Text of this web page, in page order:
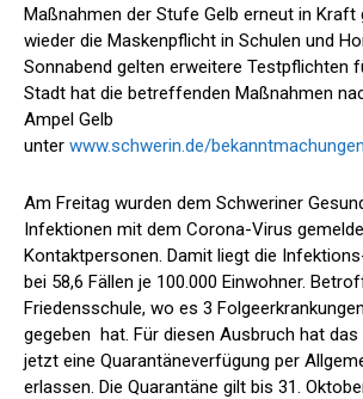
Maßnahmen der Stufe Gelb erneut in Kraft
wieder die Maskenpflicht in Schulen und
Sonnabend gelten erweitere Testpflichten
Stadt hat die betreffenden Maßnahmen
Ampel Gelb
unter www.schwerin.de/bekanntmachungen
Am Freitag wurden dem Schweriner
Infektionen mit dem Corona-Virus
Kontaktpersonen. Damit liegt die
bei 58,6 Fällen je 100.000 Einwohner.
Friedensschule, wo es 3
gegeben hat. Für diesen Ausbruch hat
jetzt eine Quarantäneverfügung per
erlassen. Die Quarantäne gilt bis 31.